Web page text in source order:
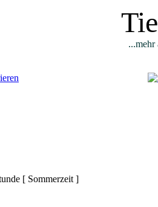
...mehr
[ Sommerzeit ]